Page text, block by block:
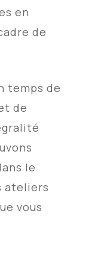
en
de
temps de
de
le
ateliers
vous